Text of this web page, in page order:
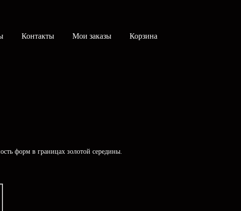
Контакты Мои заказы Корзина
форм в границах золотой середины.